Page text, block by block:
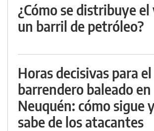
¿Cómo se distribuye
un barril de petróleo?
Horas decisivas para el
barrendero baleado en
Neuquén: cómo sigue
sabe de los atacantes